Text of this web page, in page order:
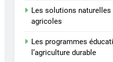
Les solutions
agricoles
Les programmes
l’agriculture durable